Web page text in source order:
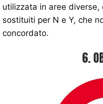
utilizzata in aree
sostituiti per N e Y, che
concordato.
6.